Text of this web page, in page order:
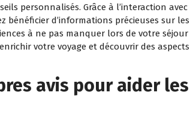
personnalisés. Grâce à l’interaction avec
bénéficier d’informations précieuses sur les
à ne pas manquer lors de votre séjour
votre voyage et découvrir des aspects
avis pour aider les